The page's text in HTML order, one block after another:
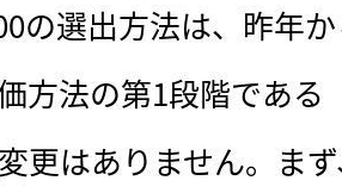
の選出方法は、昨年
方法の第1段階であ
更はありません。ま